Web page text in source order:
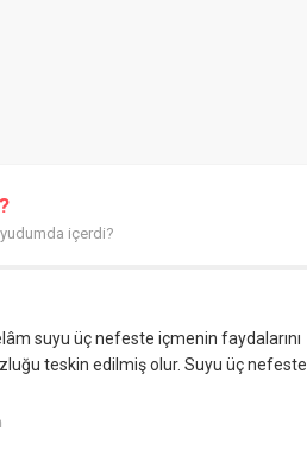
içerdi?
suyu üç nefeste içmenin faydalarını
teskin edilmiş olur. Suyu üç nefeste